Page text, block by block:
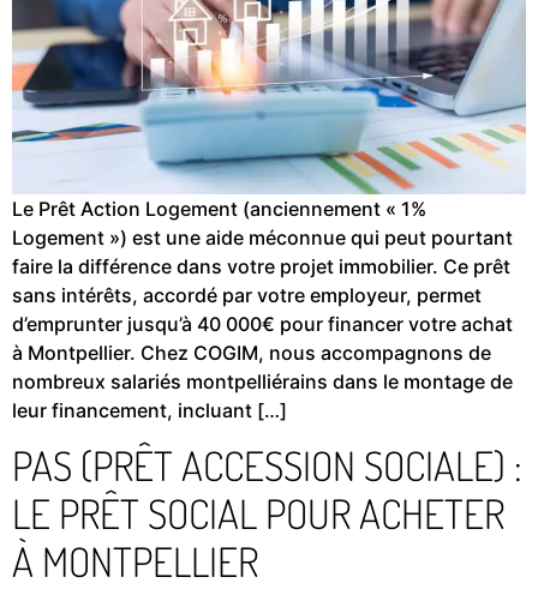
Le Prêt Action Logement (anciennement « 1%
Logement ») est une aide méconnue qui peut pourtant
faire la différence dans votre projet immobilier. Ce prêt
sans intérêts, accordé par votre employeur, permet
d’emprunter jusqu’à 40 000€ pour financer votre achat
à Montpellier. Chez COGIM, nous accompagnons de
nombreux salariés montpelliérains dans le montage de
leur financement, incluant […]
PAS (PRÊT ACCESSION SOCIALE) :
LE PRÊT SOCIAL POUR ACHETER
À MONTPELLIER